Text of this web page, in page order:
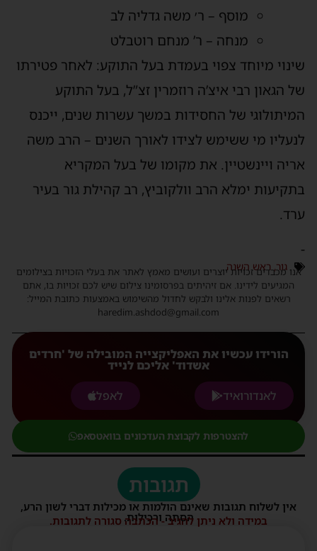
מוסף – ר׳ משה גדליה לב
מנחה – ר’ מנחם רוטבלט
שינוי מיוחד צפוי בעמדת בעל התוקע: לאחר פטירתו
של הגאון רבי איצ’ה רוזמרין זצ”ל, בעל התוקע
המיתולוגי של החסידות במשך עשרות שנים, ייכנס
לנעליו מי ששימש לצידו לאורך השנים – הרב משה
אריה ויינשטיין. את מקומו של בעל המקריא
בתקיעות ימלא הרב וולקוביץ, רב קהילת גור בעיר
ערד.
-
גור,ראש השנה
אנו מכבדים זכויות יוצרים ועושים מאמץ לאתר את בעלי הזכויות בצילומים
המגיעים לידינו. אם זיהיתים בפרסומינו צילום שיש לכם זכויות בו, אתם
רשאים לפנות אלינו ולבקש לחדול מהשימוש באמצעות כתובת המייל:
haredim.ashdod@gmail.com
הורידו עכשיו את האפליקצייה המובילה של 'חרדים
אשדוד' אליכם לנייד
לאנדורואיד
לאפל
להצטרפות לקבוצת העדכונים בוואטסאפ
תגובות
אין לשלוח תגובות שאינם הולמות או מכילות דברי לשון הרע,
הסתה ורכילות.
במידה ולא ניתן להגיב - הכתבה סגורה לתגובות.